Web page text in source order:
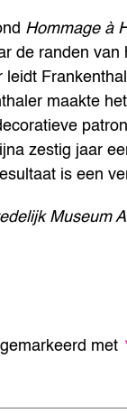
Hommage à
de randen
maakte
zestig jaar
is een
Museum
met